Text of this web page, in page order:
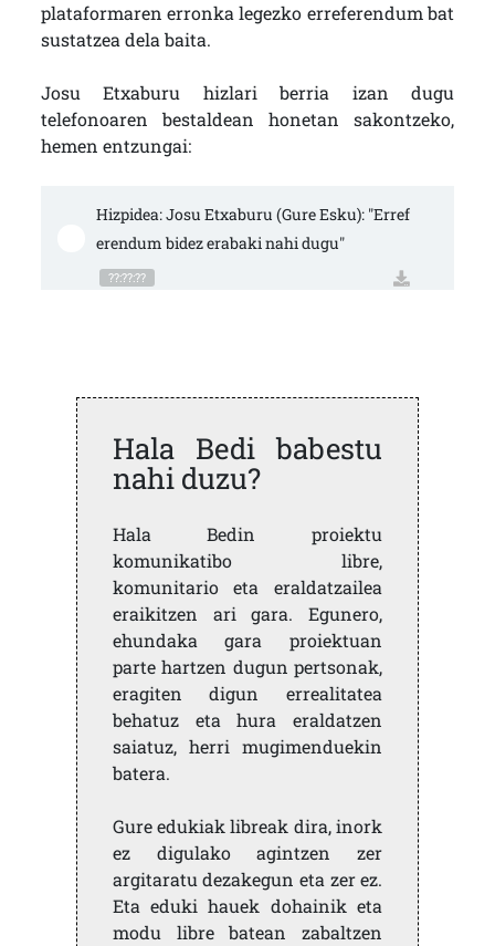
plataformaren erronka legezko erreferendum bat
sustatzea dela baita.
Josu Etxaburu hizlari berria izan dugu
telefonoaren bestaldean honetan sakontzeko,
hemen entzungai:
Hizpidea: Josu Etxaburu (Gure Esku): "Erref
erendum bidez erabaki nahi dugu"
??:??:??
Hala Bedi babestu
nahi duzu?
Hala Bedin proiektu
komunikatibo libre,
komunitario eta eraldatzailea
eraikitzen ari gara. Egunero,
ehundaka gara proiektuan
parte hartzen dugun pertsonak,
eragiten digun errealitatea
behatuz eta hura eraldatzen
saiatuz, herri mugimenduekin
batera.
Gure edukiak libreak dira, inork
ez digulako agintzen zer
argitaratu dezakegun eta zer ez.
Eta eduki hauek dohainik eta
modu libre batean zabaltzen